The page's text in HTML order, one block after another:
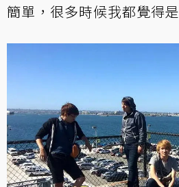
簡單，很多時候我都覺得